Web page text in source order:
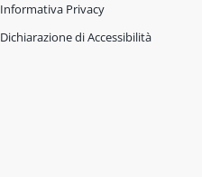
Informativa Privacy
Dichiarazione di Accessibilità